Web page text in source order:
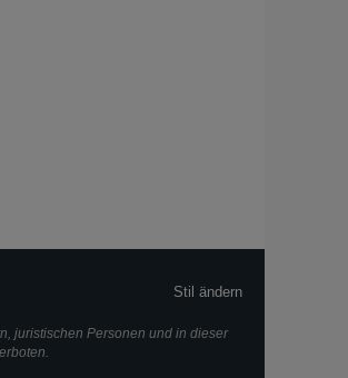
Stil ändern
juristischen Personen und in dieser